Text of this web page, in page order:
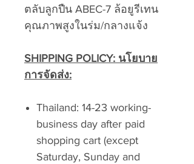
ตลับลูกปืน ABEC-7 ล้อยูรีเทน
คุณภาพสูงในร่ม/กลางแจ้ง
SHIPPING POLICY: นโยบาย
การจัดส่ง:
Thailand: 14-23 working-
business day after paid
shopping cart (except
Saturday, Sunday and